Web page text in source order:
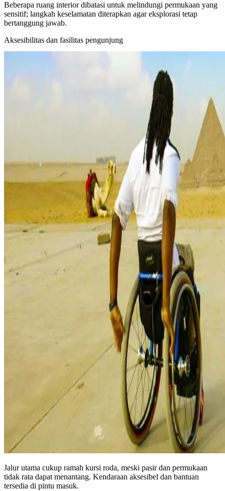
Beberapa ruang interior dibatasi untuk melindungi permukaan yang
sensitif; langkah keselamatan diterapkan agar eksplorasi tetap
bertanggung jawab.
Aksesibilitas dan fasilitas pengunjung
Jalur utama cukup ramah kursi roda, meski pasir dan permukaan
tidak rata dapat menantang. Kendaraan aksesibel dan bantuan
tersedia di pintu masuk.